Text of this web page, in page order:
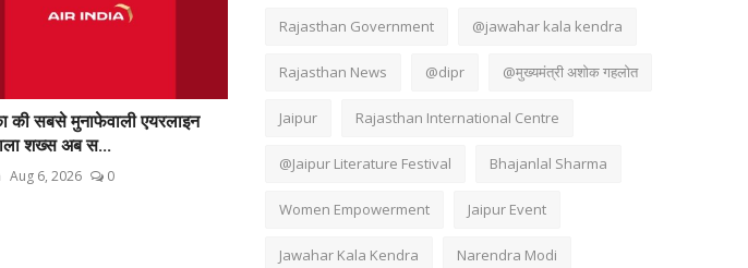
की सबसे मुनाफेवाली एयरलाइन
शख्स अब स...
Aug 6, 2026 0
Rajasthan Government @jawahar kala kendra
Rajasthan News @dipr @मुख्यमंत्री अशोक गहलोत
Jaipur Rajasthan International Centre
@Jaipur Literature Festival Bhajanlal Sharma
Women Empowerment Jaipur Event
Jawahar Kala Kendra Narendra Modi